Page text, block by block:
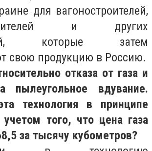
для вагоностроителей,
и других
которые затем
свою продукцию в Россию.
отказа от газа и
пылеугольное вдувание.
технология в принципе
учетом того, что цена газа
за тысячу кубометров?